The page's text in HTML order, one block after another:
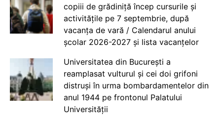
copiii de grădiniță încep cursurile și
activitățile pe 7 septembrie, după
vacanța de vară / Calendarul anului
școlar 2026-2027 și lista vacanțelor
Universitatea din București a
reamplasat vulturul și cei doi grifoni
distruși în urma bombardamentelor din
anul 1944 pe frontonul Palatului
Universității